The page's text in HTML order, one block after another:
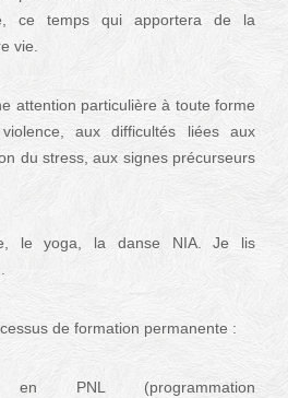
ce temps qui apportera de la
vie.
attention particulière à toute forme
aux difficultés liées aux
du stress, aux signes précurseurs
le yoga, la danse NIA. Je lis
de formation permanente :
en PNL (programmation